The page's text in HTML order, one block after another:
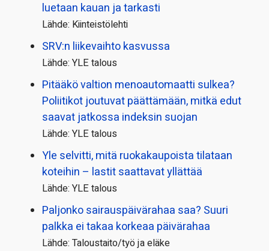
luetaan kauan ja tarkasti
Lähde: Kiinteistölehti
SRV:n liikevaihto kasvussa
Lähde: YLE talous
Pitääkö valtion menoautomaatti sulkea?
Poliitikot joutuvat päättämään, mitkä edut
saavat jatkossa indeksin suojan
Lähde: YLE talous
Yle selvitti, mitä ruokakaupoista tilataan
koteihin – lastit saattavat yllättää
Lähde: YLE talous
Paljonko sairauspäivä­rahaa saa? Suuri
palkka ei takaa korkeaa päivärahaa
Lähde: Taloustaito/työ ja eläke